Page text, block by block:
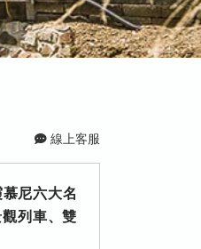
線上客服
尼六大名
列車、雙